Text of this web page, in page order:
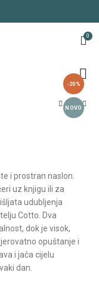
0
-20%
NOVO
i prostran naslon.
uz knjigu ili za
udubljenja
Cotto. Dva
dok je visok,
opuštanje i
i jača cijelu
dan.